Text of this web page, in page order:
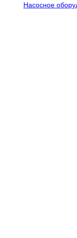
Насосное